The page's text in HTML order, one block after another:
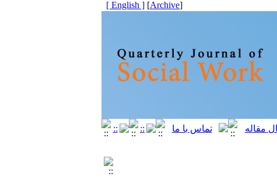
[
Archive
]
[ English ]